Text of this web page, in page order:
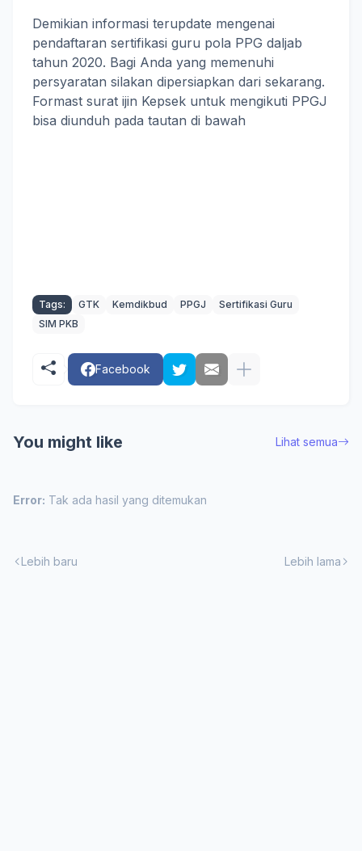
Demikian informasi terupdate mengenai
pendaftaran sertifikasi guru pola PPG daljab
tahun 2020. Bagi Anda yang memenuhi
persyaratan silakan dipersiapkan dari sekarang.
Formast surat ijin Kepsek untuk mengikuti PPGJ
bisa diunduh pada tautan di bawah
Tags: GTK Kemdikbud PPGJ
Sertifikasi Guru
SIM PKB
Facebook
You might like Lihat semua
Error: Tak ada hasil yang ditemukan
Lebih baru Lebih lama